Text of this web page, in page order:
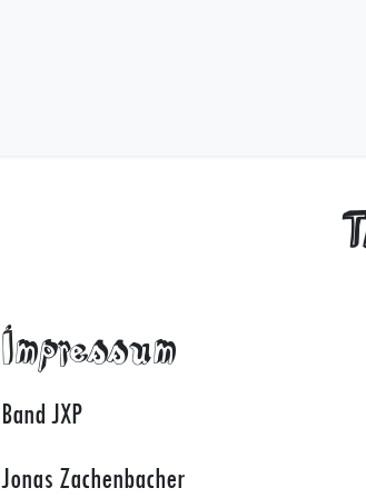
Impressum
Band JXP
Jonas Zachenbacher